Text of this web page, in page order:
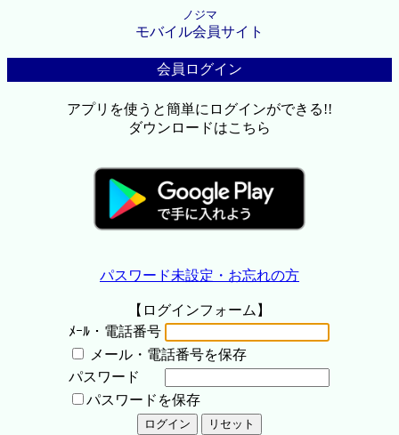
ノジマ
モバイル会員サイト
会員ログイン
アプリを使うと簡単にログインができる!!
ダウンロードはこちら
パスワード未設定・お忘れの方
【ログインフォーム】
ﾒｰﾙ・電話番号
メール・電話番号を保存
パスワード
パスワードを保存